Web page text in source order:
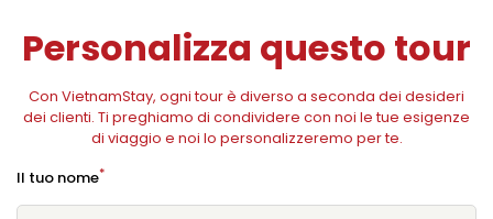
Personalizza questo tour
Con VietnamStay, ogni tour è diverso a seconda dei desideri
dei clienti. Ti preghiamo di condividere con noi le tue esigenze
di viaggio e noi lo personalizzeremo per te.
Il tuo nome*